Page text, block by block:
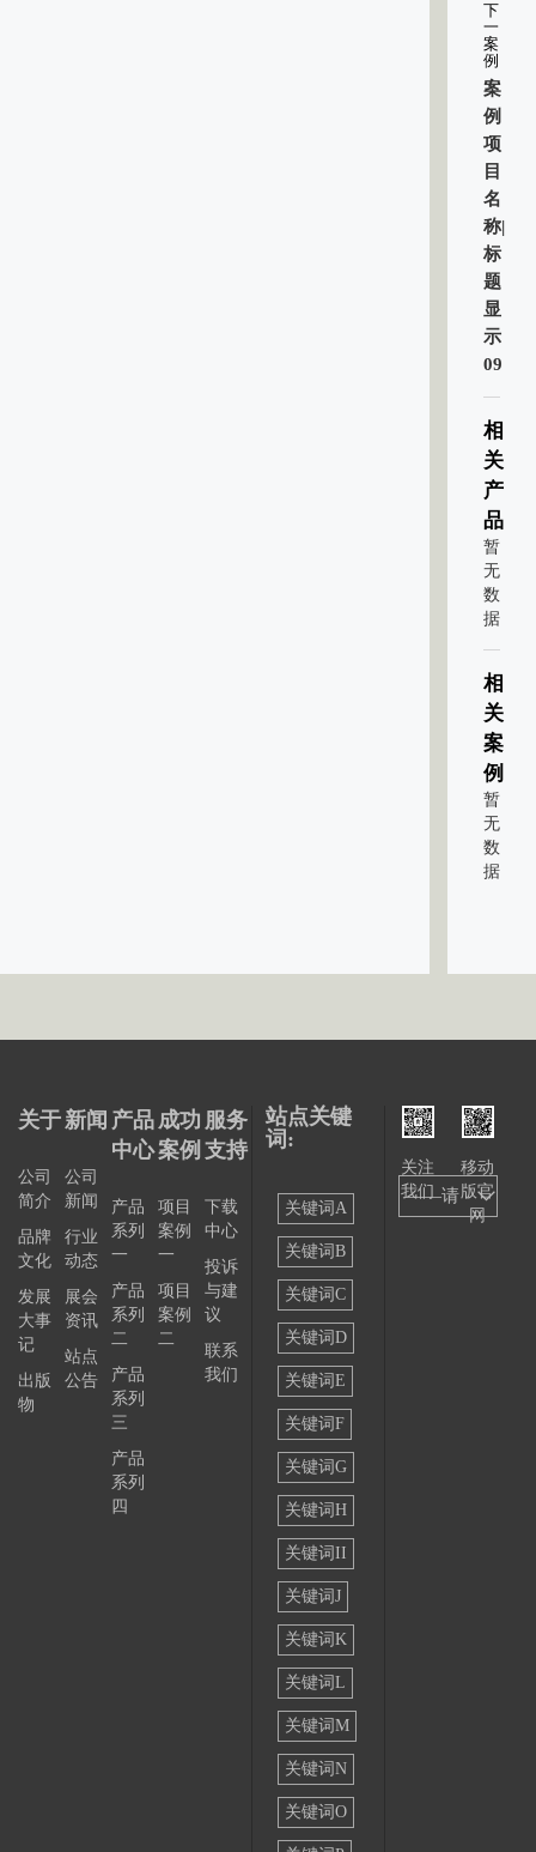
下
一
案
例
案
例
项
目
名
称|
标
题
显
示
09
相
关
产
品
暂
无
数
据
相
关
案
例
暂
无
数
据
关于
公司
简介
品牌
文化
发展
大事
记
出版
物
新闻
公司
新闻
行业
动态
展会
资讯
站点
公告
产品
中心
产品
系列
一
产品
系列
二
产品
系列
三
产品
系列
四
成功
案例
项目
案例
一
项目
案例
二
服务
支持
下载
中心
投诉
与建
议
联系
我们
站点关键
词:
关键词A
关键词B
关键词C
关键词D
关键词E
关键词F
关键词G
关键词H
关键词II
关键词J
关键词K
关键词L
关键词M
关键词N
关键词O
关注
我们
移动
版官
网
——请